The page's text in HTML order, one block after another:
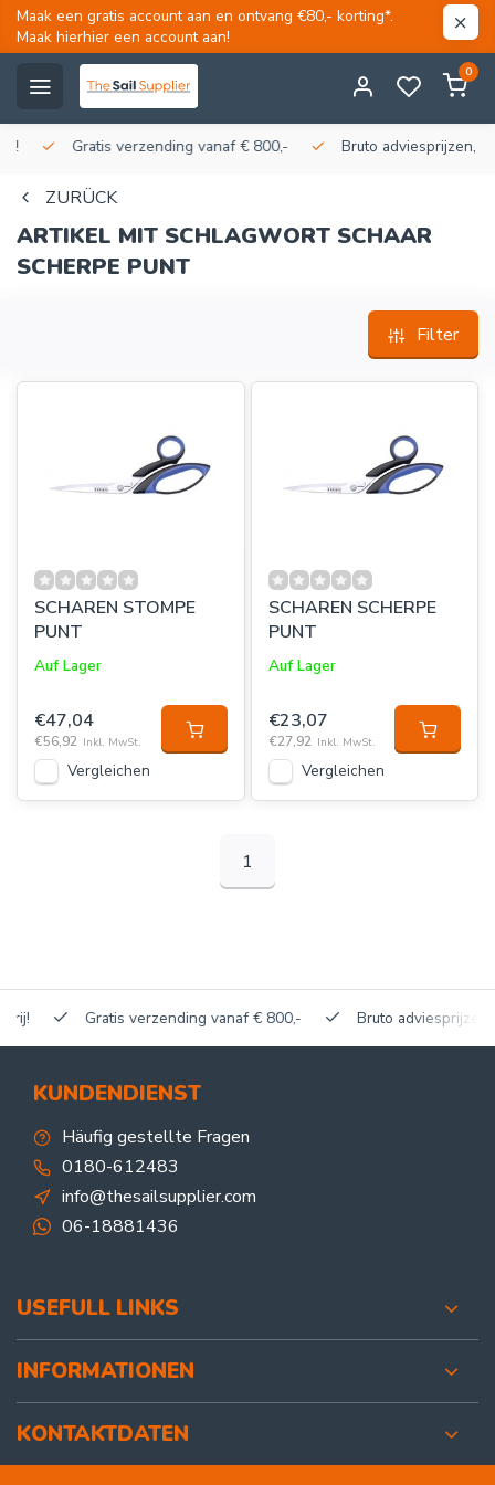
Maak een gratis account aan en ontvang €80,- korting*.
Maak hierhier een account aan!
0
Gratis verzending vanaf € 800,- Bruto adviesprijzen,
ZURÜCK
ARTIKEL MIT SCHLAGWORT SCHAAR
SCHERPE PUNT
Filter
SCHAREN STOMPE
PUNT
Auf Lager
€47,04
€56,92 Inkl. MwSt.
Vergleichen
SCHAREN SCHERPE
PUNT
Auf Lager
€23,07
€27,92 Inkl. MwSt.
Vergleichen
1
Gratis verzending vanaf € 800,- Bruto adviesprijzen,
KUNDENDIENST
Häufig gestellte Fragen
0180-612483
info@thesailsupplier.com
06-18881436
USEFULL LINKS
INFORMATIONEN
KONTAKTDATEN